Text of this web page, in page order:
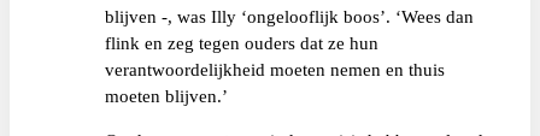
blijven -, was Illy ‘ongelooflijk boos’. ‘Wees dan
flink en zeg tegen ouders dat ze hun
verantwoordelijkheid moeten nemen en thuis
moeten blijven.’